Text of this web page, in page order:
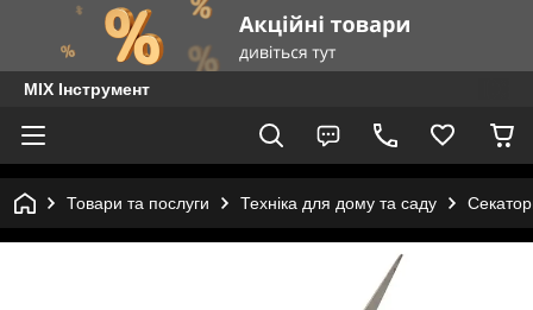
MIX Інструмент
Товари та послуги Техніка для дому та саду